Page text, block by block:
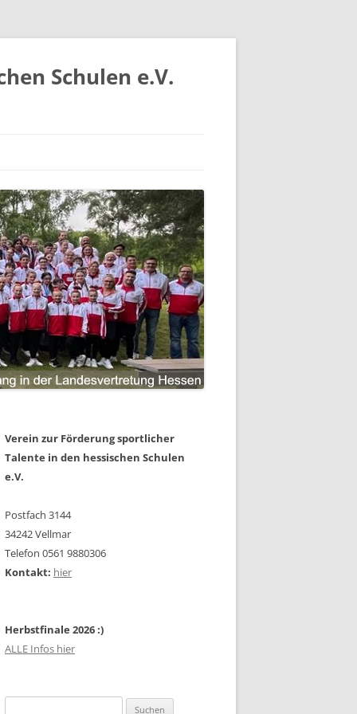
Schulen e.V.
Verein zur Förderung sportlicher
Talente in den hessischen Schulen
e.V.
Postfach 3144
34242 Vellmar
Telefon 0561 9880306
Kontakt: hier
Herbstfinale 2026 :)
ALLE Infos hier